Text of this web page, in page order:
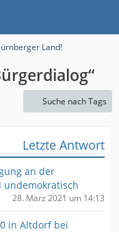
Land!
Suche nach Tags
Letzte Antwort
an der
undemokratisch
28. März 2021 um 14:13
in Altdorf bei